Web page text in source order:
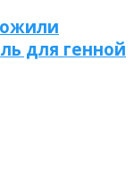
для генной